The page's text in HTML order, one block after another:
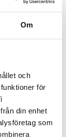
Om
och
för
din enhet
som
tjänst – nu
att